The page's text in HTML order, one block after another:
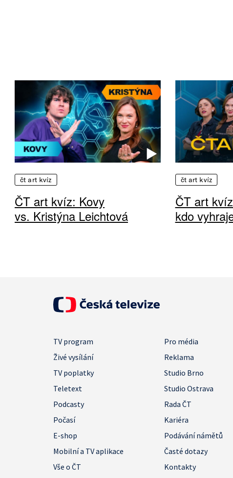
čt art kvíz
ČT art kvíz: Kovy
vs. Kristýna Leichtová
čt art kvíz
ČT art
kdo
TV program
Pro média
Živé vysílání
Reklama
TV poplatky
Studio Brno
Teletext
Studio Ostrava
Podcasty
Rada ČT
Počasí
Kariéra
E-shop
Podávání námětů
Mobilní a TV aplikace
Časté dotazy
Vše o ČT
Kontakty